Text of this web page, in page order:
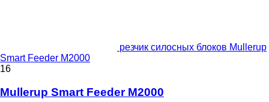
резчик силосных блоков Mullerup
Smart Feeder M2000
16
Mullerup Smart Feeder M2000